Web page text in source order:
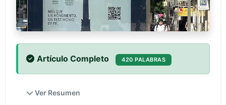
Artículo Completo 420 PALABRAS
Ver Resumen